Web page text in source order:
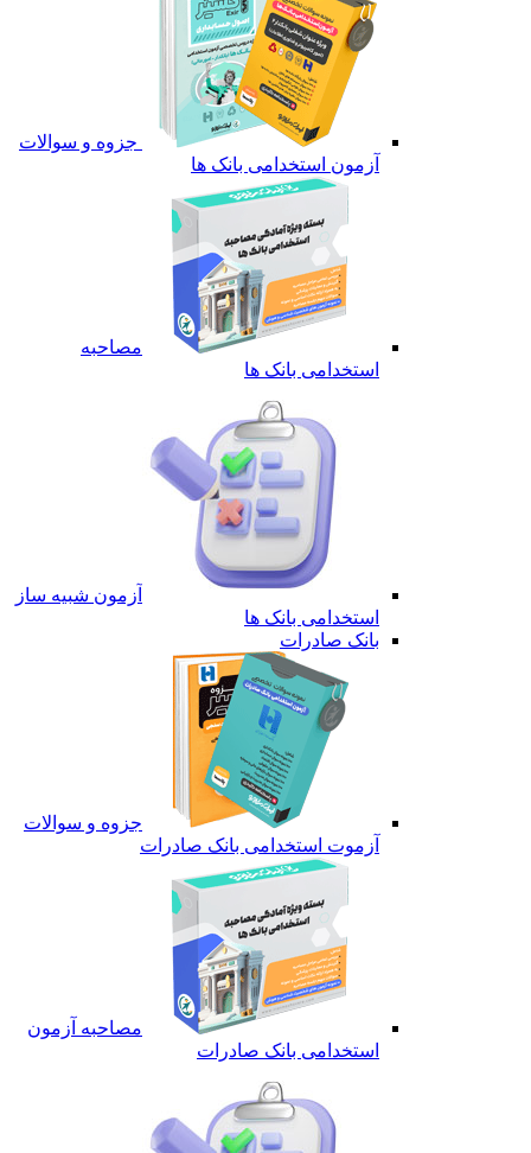
جزوه و سوالات
آزمون استخدامی بانک ها
مصاحبه
استخدامی بانک ها
آزمون شبیه ساز
استخدامی بانک ها
بانک صادرات
جزوه و سوالات
آزموت استخدامی بانک صادرات
مصاحبه آزمون
استخدامی بانک صادرات